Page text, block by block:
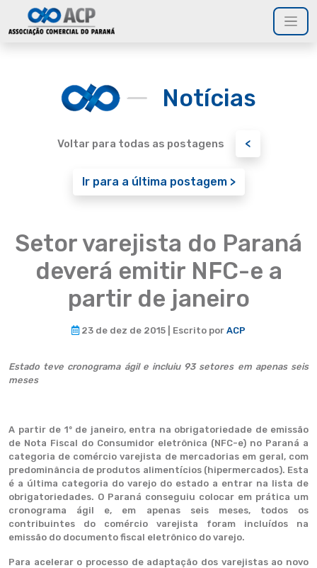
Notícias
Voltar para todas as postagens <
Ir para a última postagem >
Setor varejista do Paraná
deverá emitir NFC-e a
partir de janeiro
23 de dez de 2015 | Escrito por ACP
Estado teve cronograma ágil e incluiu 93 setores em apenas seis
meses
A partir de 1º de janeiro, entra na obrigatoriedade de emissão
de Nota Fiscal do Consumidor eletrônica (NFC-e) no Paraná a
categoria de comércio varejista de mercadorias em geral, com
predominância de produtos alimentícios (hipermercados). Esta
é a última categoria do varejo do estado a entrar na lista de
obrigatoriedades. O Paraná conseguiu colocar em prática um
cronograma ágil e, em apenas seis meses, todos os
contribuintes do comércio varejista foram incluídos na
emissão do documento fiscal eletrônico do varejo.
Para acelerar o processo de adaptação dos varejistas ao novo